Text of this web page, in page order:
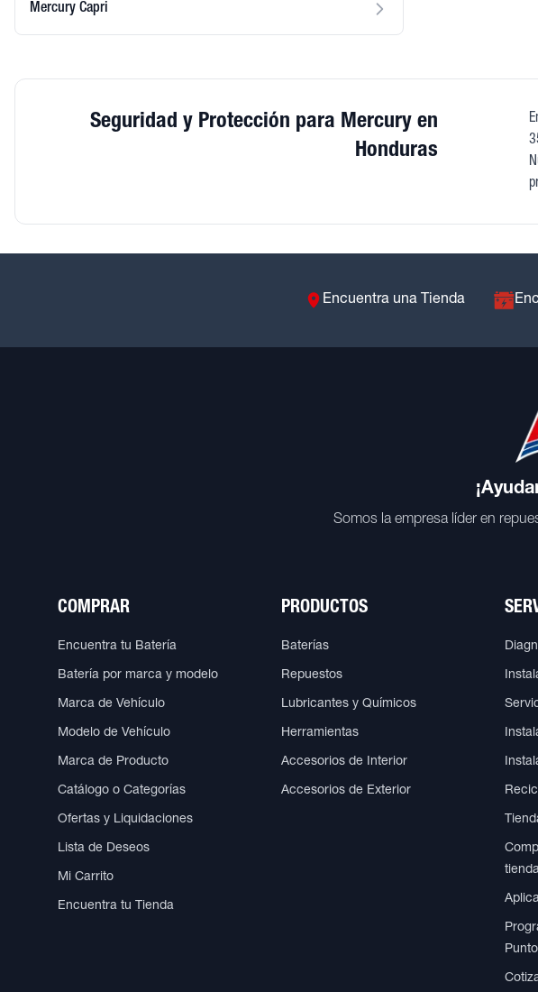
Mercury Capri
Seguridad y Protección para Mercury en
Honduras
Encuentra una Tienda
Somos la empresa líder en
COMPRAR
Encuentra tu Batería
Batería por marca y modelo
Marca de Vehículo
Modelo de Vehículo
Marca de Producto
Catálogo o Categorías
Ofertas y Liquidaciones
Lista de Deseos
Mi Carrito
Encuentra tu Tienda
PRODUCTOS
Baterías
Repuestos
Lubricantes y Químicos
Herramientas
Accesorios de Interior
Accesorios de Exterior